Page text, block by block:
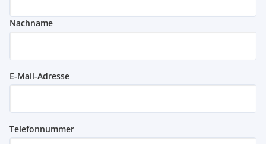
Nachname
E-Mail-Adresse
Telefonnummer